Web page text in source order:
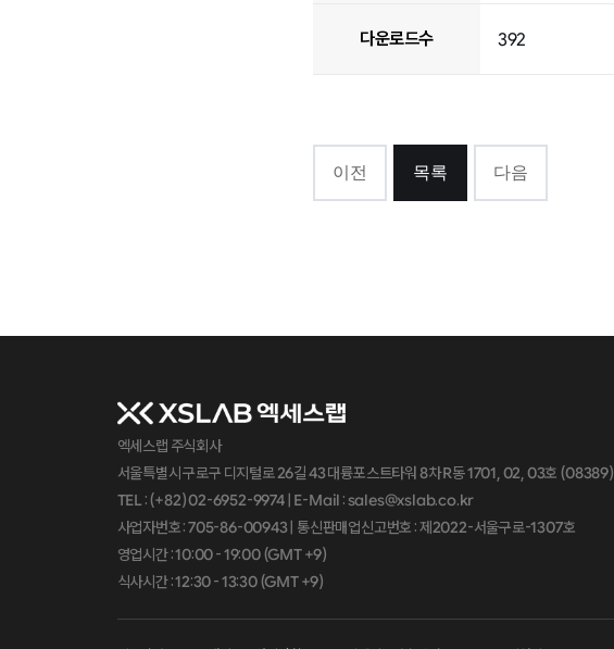
다운로드수 392
이전 목록 다음
엑세스랩 주식회사
서울특별시 구로구 디지털로 26길 43 대륭포스트타워 8차 R동 1701, 02, 03호 (08389)
TEL : (+82) 02-6952-9974 | E-Mail : sales@xslab.co.kr
사업자번호 :705-86-00943| 통신판매업신고번호 : 제2022-서울구로-1307호
영업시간 : 10:00 - 19:00 (GMT +9)
식사시간 : 12:30 - 13:30 (GMT +9)